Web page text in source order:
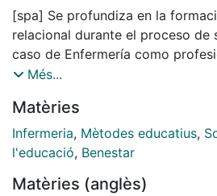
[spa] Se profundiza en la
relacional durante el proceso de
caso de Enfermería como
estudian con especial atención
El objetivo es analizar la
identificando los elementos que
esenciales en distintos niveles
para alcanzar la competencia
Més...
Matèries
Infermeria, Mètodes educatius,
l'educació, Benestar
Matèries (anglès)